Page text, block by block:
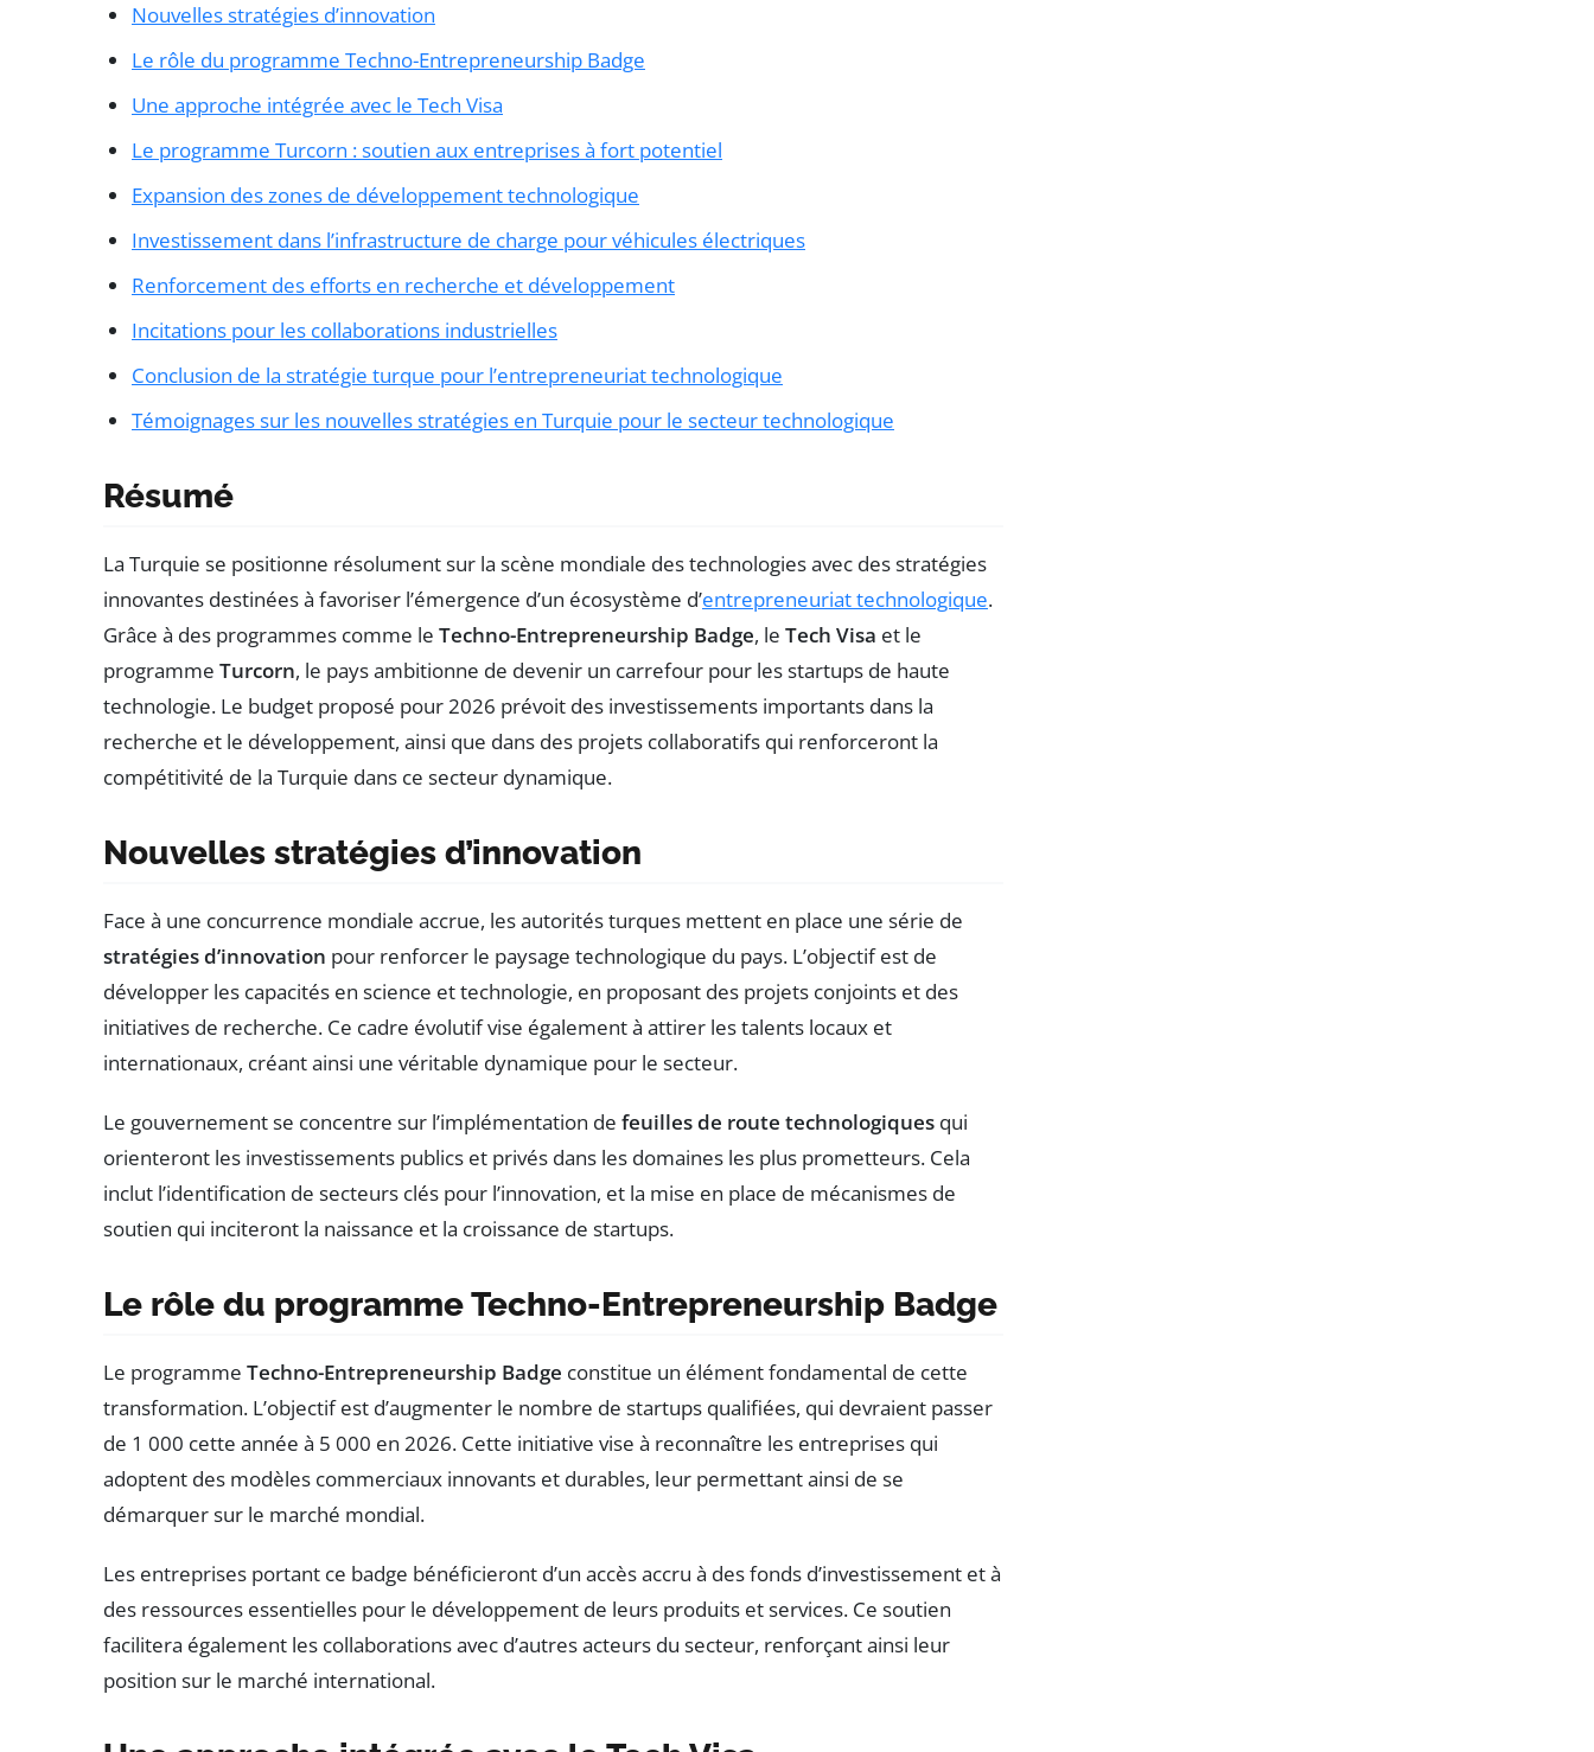
Nouvelles stratégies d’innovation
Le rôle du programme Techno-Entrepreneurship Badge
Une approche intégrée avec le Tech Visa
Le programme Turcorn : soutien aux entreprises à fort potentiel
Expansion des zones de développement technologique
Investissement dans l’infrastructure de charge pour véhicules électriques
Renforcement des efforts en recherche et développement
Incitations pour les collaborations industrielles
Conclusion de la stratégie turque pour l’entrepreneuriat technologique
Témoignages sur les nouvelles stratégies en Turquie pour le secteur technologique
Résumé
La Turquie se positionne résolument sur la scène mondiale des technologies avec des stratégies
innovantes destinées à favoriser l’émergence d’un écosystème d’entrepreneuriat technologique.
Grâce à des programmes comme le Techno-Entrepreneurship Badge, le Tech Visa et le
programme Turcorn, le pays ambitionne de devenir un carrefour pour les startups de haute
technologie. Le budget proposé pour 2026 prévoit des investissements importants dans la
recherche et le développement, ainsi que dans des projets collaboratifs qui renforceront la
compétitivité de la Turquie dans ce secteur dynamique.
Nouvelles stratégies d’innovation
Face à une concurrence mondiale accrue, les autorités turques mettent en place une série de
stratégies d’innovation pour renforcer le paysage technologique du pays. L’objectif est de
développer les capacités en science et technologie, en proposant des projets conjoints et des
initiatives de recherche. Ce cadre évolutif vise également à attirer les talents locaux et
internationaux, créant ainsi une véritable dynamique pour le secteur.
Le gouvernement se concentre sur l’implémentation de feuilles de route technologiques qui
orienteront les investissements publics et privés dans les domaines les plus prometteurs. Cela
inclut l’identification de secteurs clés pour l’innovation, et la mise en place de mécanismes de
soutien qui inciteront la naissance et la croissance de startups.
Le rôle du programme Techno-Entrepreneurship Badge
Le programme Techno-Entrepreneurship Badge constitue un élément fondamental de cette
transformation. L’objectif est d’augmenter le nombre de startups qualifiées, qui devraient passer
de 1 000 cette année à 5 000 en 2026. Cette initiative vise à reconnaître les entreprises qui
adoptent des modèles commerciaux innovants et durables, leur permettant ainsi de se
démarquer sur le marché mondial.
Les entreprises portant ce badge bénéficieront d’un accès accru à des fonds d’investissement et à
des ressources essentielles pour le développement de leurs produits et services. Ce soutien
facilitera également les collaborations avec d’autres acteurs du secteur, renforçant ainsi leur
position sur le marché international.